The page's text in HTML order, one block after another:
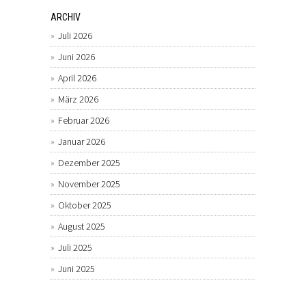
ARCHIV
Juli 2026
Juni 2026
April 2026
März 2026
Februar 2026
Januar 2026
Dezember 2025
November 2025
Oktober 2025
August 2025
Juli 2025
Juni 2025